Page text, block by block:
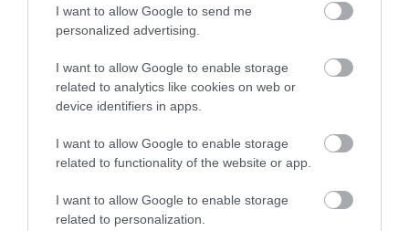
I want to allow Google to send me
personalized advertising.
I want to allow Google to enable storage
related to analytics like cookies on web or
device identifiers in apps.
I want to allow Google to enable storage
related to functionality of the website or app.
I want to allow Google to enable storage
related to personalization.
Αγελάδες πετάγονται στο δρόμο-
Η έκκληση ιερέα στους οδηγούς
Ο Λευτέρης Στεργίου επιστρέφει
στην Ιστιαία!
09.08.2026 | 11:20
Συγκινεί Ενορία στην Εύβοια!
Συγκεντρώνει τρόφιμα για
άπορες οικογένειες για τον
Όλες οι τελευταίες ειδήσεις